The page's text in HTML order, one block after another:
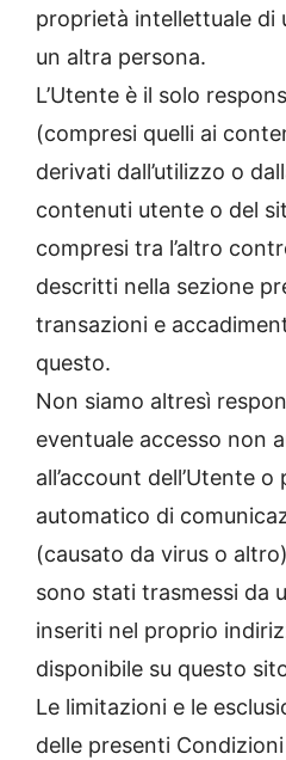
proprietà intellettuale di
un altra persona.
L’Utente è il solo
(compresi quelli ai
derivati dall’utilizzo o
contenuti utente o del
compresi tra l’altro
descritti nella sezione
transazioni e
questo.
Non siamo altresì
eventuale accesso non
all’account dell’Utente
automatico di
(causato da virus o
sono stati trasmessi da
inseriti nel proprio
disponibile su questo
Le limitazioni e le
delle presenti